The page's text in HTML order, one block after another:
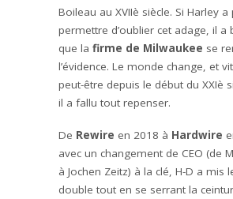
Boileau au XVIIè siècle. Si Harley a
permettre d’oublier cet adage, il a
que la firme de Milwaukee se
l’évidence. Le monde change, et
peut-être depuis le début du XXIè
il a fallu tout repenser.
De Rewire en 2018 à Hardwire
avec un changement de CEO (de
à Jochen Zeitz) à la clé, H-D a mis
double tout en se serrant la